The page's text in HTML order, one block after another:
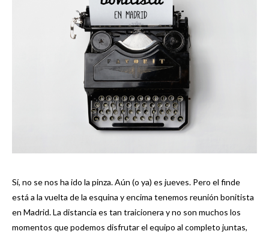
Sí, no se nos ha ido la pinza. Aún (o ya) es jueves. Pero el finde
está a la vuelta de la esquina y encima tenemos reunión bonitista
en Madrid. La distancia es tan traicionera y no son muchos los
momentos que podemos disfrutar el equipo al completo juntas,